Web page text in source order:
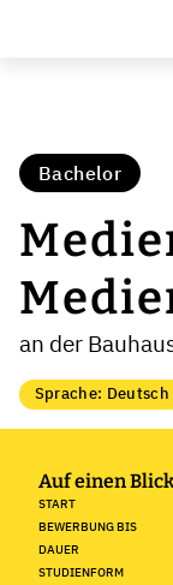
Bachelor
an der
Sprache: Deutsch
Auf einen Blick
START
BEWERBUNG BIS
DAUER
STUDIENFORM